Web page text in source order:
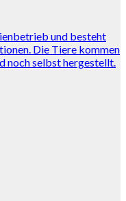
und besteht
Die Tiere kommen
noch selbst hergestellt.